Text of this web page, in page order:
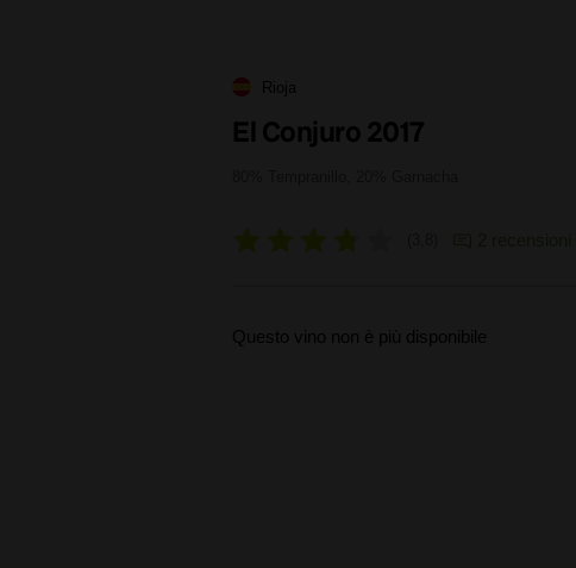
Rioja
El Conjuro 2017
Questo vino non è più disponibile